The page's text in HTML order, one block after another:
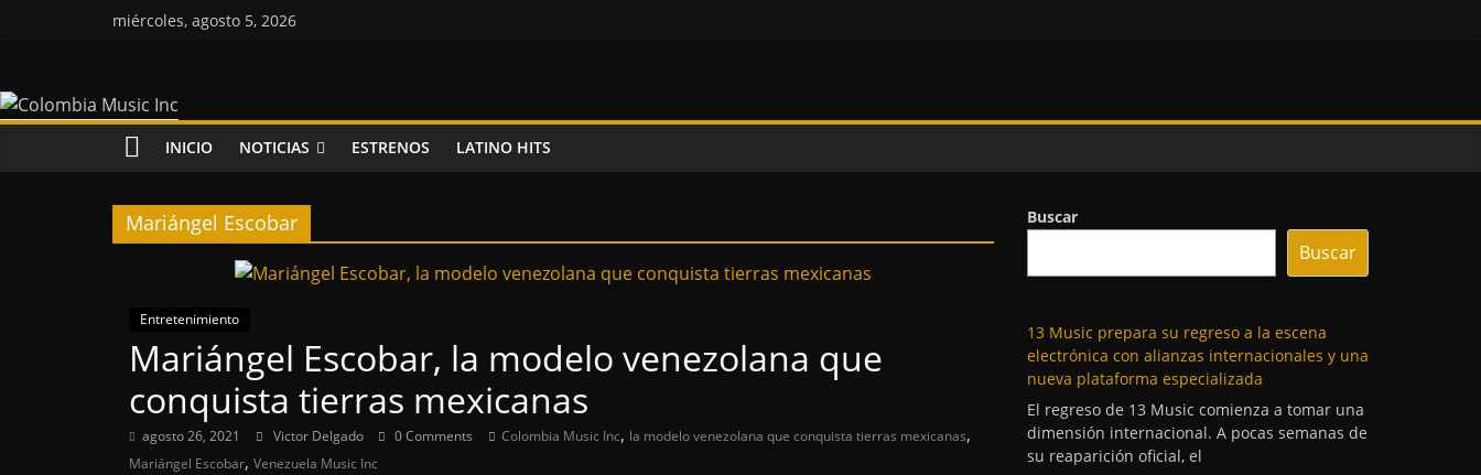
miércoles, agosto 5, 2026
Colombia
Music
Inc
INICIO NOTICIAS ESTRENOS LATINO HITS
Mariángel Escobar
Entretenimiento
Mariángel Escobar, la modelo venezolana que
conquista tierras mexicanas
agosto 26, 2021 Victor Delgado 0 Comments Colombia Music Inc, la modelo venezolana que conquista tierras mexicanas,
Mariángel Escobar, Venezuela Music Inc
Buscar
Buscar
13 Music prepara su regreso a la escena
electrónica con alianzas internacionales y una
nueva plataforma especializada
El regreso de 13 Music comienza a tomar una
dimensión internacional. A pocas semanas de
su reaparición oficial, el